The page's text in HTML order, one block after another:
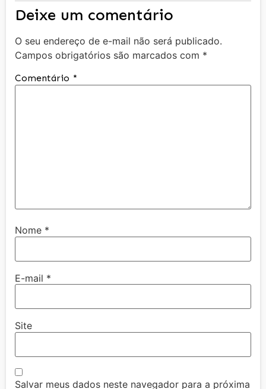
Deixe um comentário
O seu endereço de e-mail não será publicado.
Campos obrigatórios são marcados com *
Comentário *
Nome *
E-mail *
Site
Salvar meus dados neste navegador para a próxima